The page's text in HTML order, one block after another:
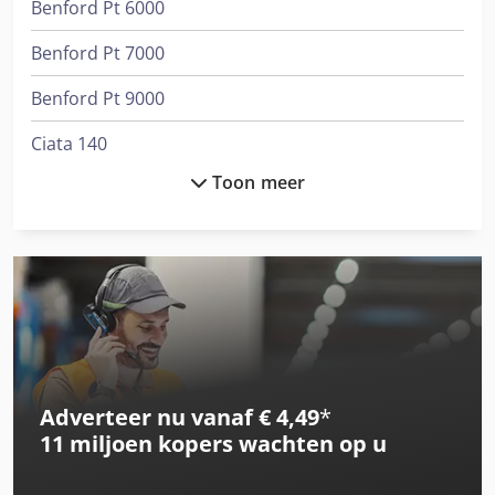
Benford Pt 6000
Benford Pt 7000
Benford Pt 9000
Ciata 140
Ciata 300/14/Di/M
Ciata 505 M
Ciata Am Pro 290
Gesan Dvs 200
International 3288
Toon meer
Adverteer nu vanaf € 4,49*
11 miljoen koperswachten op u